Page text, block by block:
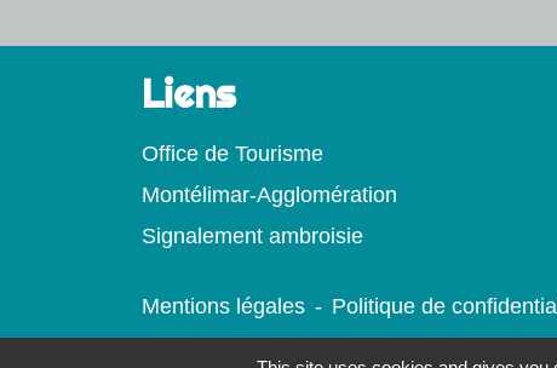
Liens
Office de Tourisme
Montélimar-Agglomération
Signalement ambroisie
Mentions légales - Politique de